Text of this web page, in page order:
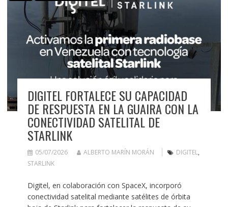
DIGITEL FORTALECE SU CAPACIDAD
DE RESPUESTA EN LA GUAIRA CON LA
CONECTIVIDAD SATELITAL DE
STARLINK
05/07/2026 ALBERTO MARÍN MORÁN DIGITEL,
STARLINK
Digitel, en colaboración con SpaceX, incorporó
conectividad satelital mediante satélites de órbita